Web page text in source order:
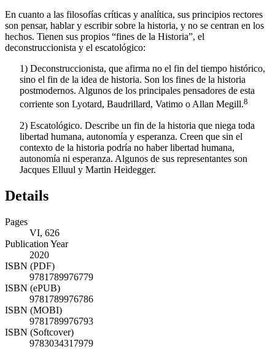
En cuanto a las filosofías críticas y analítica, sus principios rectores
son pensar, hablar y escribir sobre la historia, y no se centran en los
hechos. Tienen sus propios “fines de la Historia”, el
1) Deconstruccionista, que afirma no el fin del tiempo histórico,
sino el fin de la idea de historia. Son los fines de la historia
postmodernos. Algunos de los principales pensadores de esta
2) Escatológico. Describe un fin de la historia que niega toda
libertad humana, autonomía y esperanza. Creen que sin el
contexto de la historia podría no haber libertad humana,
autonomía ni esperanza. Algunos de sus representantes son
VI, 626
Publication Year
2020
ISBN (PDF)
9781789976779
ISBN (ePUB)
9781789976786
ISBN (MOBI)
9781789976793
ISBN (Softcover)